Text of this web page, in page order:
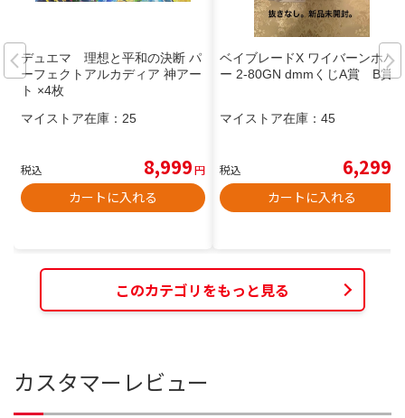
デュエマ 理想と平和の決断 パ
ーフェクトアルカディア 神アー
ト ×4枚
マイストア在庫： 25
税込 8,999円
カートに入れる
ベイブレードX ワイバーンホバ
ー 2-80GN dmmくじA賞 B賞
マイストア在庫： 45
税込 6,299
カートに入れる
このカテゴリをもっと見る
カスタマーレビュー